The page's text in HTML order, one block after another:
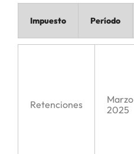
Impuesto Período
Retenciones
Marzo
2025